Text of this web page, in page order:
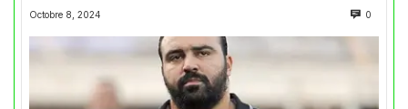
Octobre 8, 2024 0